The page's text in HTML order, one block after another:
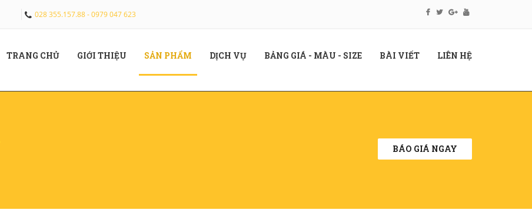
028 355.157.88 - 0979 047 623
TRANG CHỦ(CURRENT)
GIỚI THIỆU (CURRENT)
SẢN PHẨM (CURRENT)
DỊCH VỤ(CURRENT)
BẢNG GIÁ - MÀU - SIZE(CURRENT)
BÀI VIẾT(CURRENT)
LIÊN HỆ(CURRENT)
BÁO GIÁ NGAY